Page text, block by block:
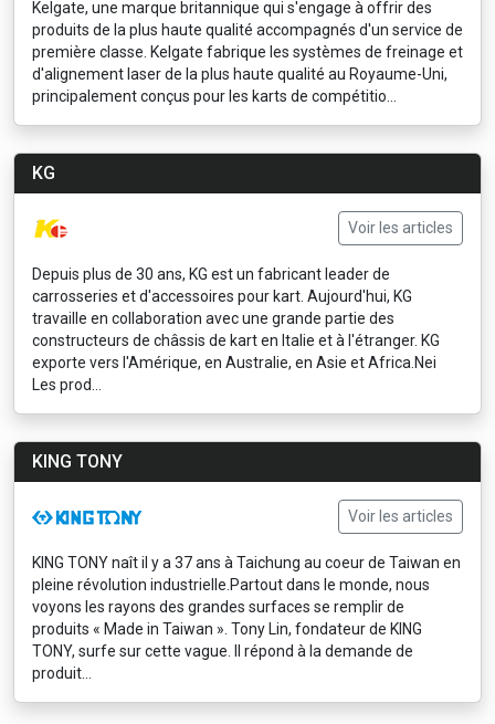
Kelgate, une marque britannique qui s'engage à offrir des
produits de la plus haute qualité accompagnés d'un service de
première classe. Kelgate fabrique les systèmes de freinage et
d'alignement laser de la plus haute qualité au Royaume-Uni,
principalement conçus pour les karts de compétitio...
KG
Voir les articles
Depuis plus de 30 ans, KG est un fabricant leader de
carrosseries et d'accessoires pour kart. Aujourd'hui, KG
travaille en collaboration avec une grande partie des
constructeurs de châssis de kart en Italie et à l'étranger. KG
exporte vers l'Amérique, en Australie, en Asie et Africa.Nei
Les prod...
KING TONY
Voir les articles
KING TONY naît il y a 37 ans à Taichung au coeur de Taiwan en
pleine révolution industrielle.Partout dans le monde, nous
voyons les rayons des grandes surfaces se remplir de
produits « Made in Taiwan ». Tony Lin, fondateur de KING
TONY, surfe sur cette vague. Il répond à la demande de
produit...